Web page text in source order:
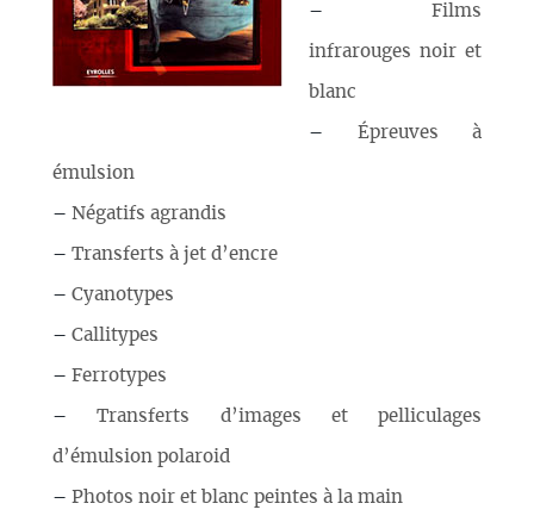
– Films
infrarouges noir et
blanc
– Épreuves à
émulsion
– Négatifs agrandis
– Transferts à jet d’encre
– Cyanotypes
– Callitypes
– Ferrotypes
– Transferts d’images et pelliculages
d’émulsion polaroid
– Photos noir et blanc peintes à la main